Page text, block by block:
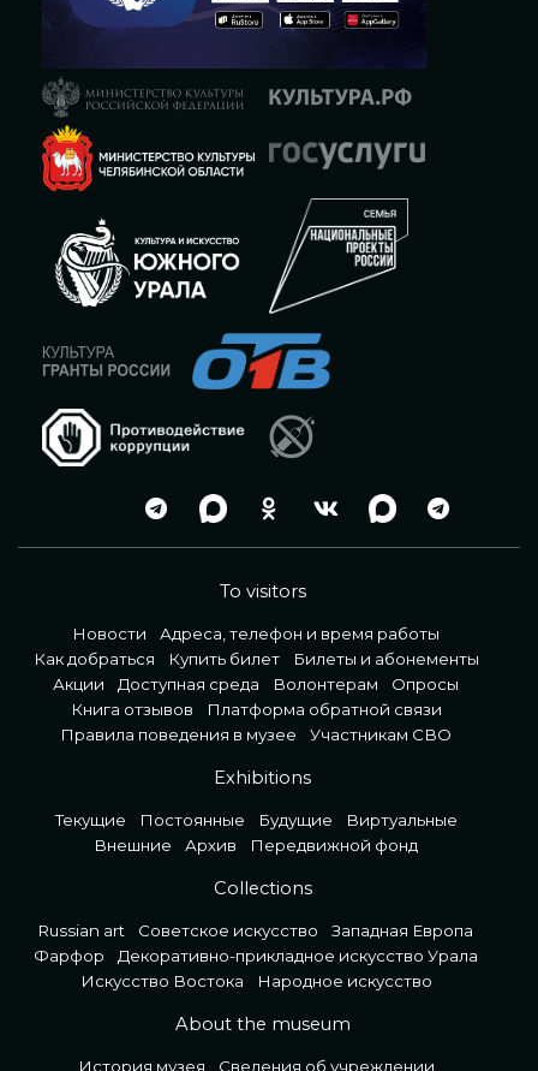
To visitors
Новости
Адреса, телефон и время работы
Как добраться
Купить билет
Билеты и абонементы
Акции
Доступная среда Волонтерам
Опросы
Книга отзывов
Платформа обратной связи
Правила поведения в музее
Участникам СВО
Exhibitions
Текущие Постоянные Будущие
Виртуальные
Внешние
Архив Передвижной фонд
Collections
Russian art Советское искусство
Западная Европа
Фарфор
Декоративно-прикладное искусство Урала
Искусство Востока
Народное искусство
About the museum
История музея Сведения об учреждении